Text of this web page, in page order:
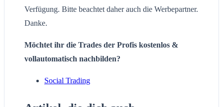
Verfügung. Bitte beachtet daher auch die Werbepartner.
Danke.
Möchtet ihr die Trades der Profis kostenlos &
vollautomatisch nachbilden?
Social Trading